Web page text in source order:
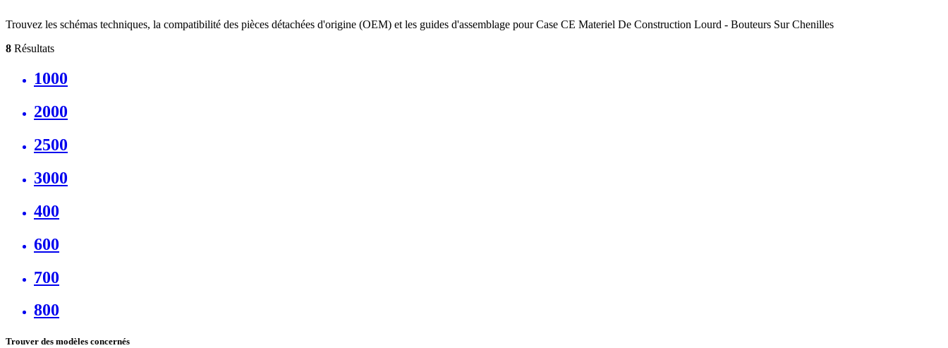
Trouvez les schémas techniques, la compatibilité des pièces détachées d'origine (OEM) et les guides d'assemblage pour Case CE Materiel De Construction Lourd - Bouteurs Sur Chenilles
8 Résultats
1000
2000
2500
3000
400
600
700
800
Trouver des modèles concernés